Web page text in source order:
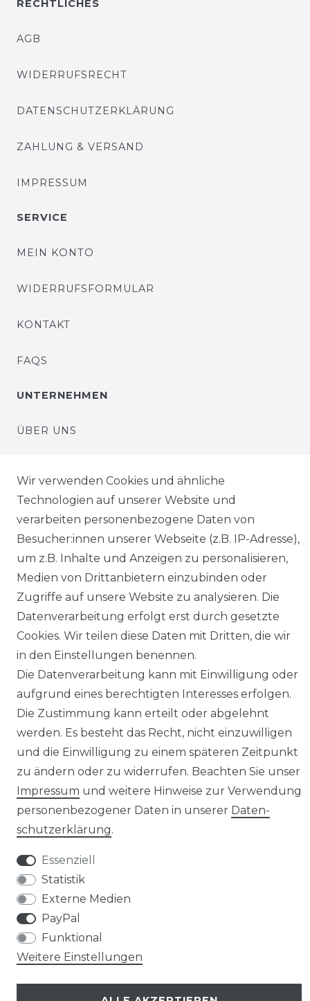
RECHTLICHES
AGB
WIDERRUFSRECHT
DATENSCHUTZERKLÄRUNG
ZAHLUNG & VERSAND
IMPRESSUM
SERVICE
MEIN KONTO
WIDERRUFSFORMULAR
KONTAKT
FAQS
UNTERNEHMEN
ÜBER UNS
UNSERE PARTNER
HÄNDLERINFORMATIONEN
BLOG
Senden Sie uns eine Nachricht per Whatsapp*
© Copyright 2026 | Alle Rechte vorbehalten.
*Mit dem klicken auf dem WhatsApp Button, erklären Sie sich damit
einverstanden, dass Ihre Daten (insbesondere Telefonnummer und Name)
an Facebook und WhatsApp weitergegeben werden. WhatsApp Inc. teilt
Informationen weltweit, sowohl intern mit den Facebook-Unternehmen als
auch extern mit Unternehmen, Dienstleistern und Partnern und
außerdem mit jenen, mit denen Sie weltweit kommunizieren. Ihre
Informationen können für die in dieser Datenschutzrichtlinie
beispielsweise in die USA oder andere Drittländer übertragen oder
übermittelt bzw. dort gespeichert und verarbeitet werden.
Wir verwenden Cookies und ähnliche
Technologien auf unserer Website und
verarbeiten personenbezogene Daten von
Besucher:innen unserer Webseite (z.B. IP-Adresse),
um z.B. Inhalte und Anzeigen zu personalisieren,
Medien von Drittanbietern einzubinden oder
Zugriffe auf unsere Website zu analysieren. Die
Datenverarbeitung erfolgt erst durch gesetzte
Cookies. Wir teilen diese Daten mit Dritten, die wir
in den Einstellungen benennen.
Die Datenverarbeitung kann mit Einwilligung oder
aufgrund eines berechtigten Interesses erfolgen.
Die Zustimmung kann erteilt oder abgelehnt
werden. Es besteht das Recht, nicht einzuwilligen
und die Einwilligung zu einem späteren Zeitpunkt
zu ändern oder zu widerrufen. Beachten Sie unser
Impressum und weitere Hinweise zur Verwendung
personenbezogener Daten in unserer Daten­
schutz­erklärung.
Essenziell
Statistik
Externe Medien
PayPal
Funktional
Weitere Einstellungen